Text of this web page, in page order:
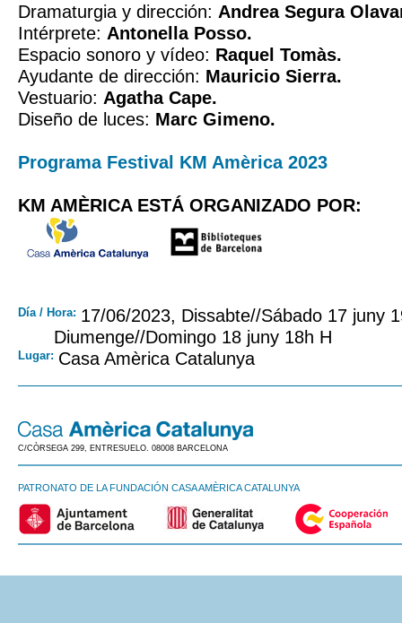
Dramaturgia y dirección: Andrea Segura
Intérprete: Antonella Posso.
Espacio sonoro y vídeo: Raquel Tomàs.
Ayudante de dirección: Mauricio Sierra.
Vestuario: Agatha Cape.
Diseño de luces: Marc Gimeno.
Programa Festival KM Amèrica 2023
KM AMÈRICA ESTÁ ORGANIZADO POR:
Día / Hora: 17/06/2023, Dissabte//Sábado 17 juny
Diumenge//Domingo 18 juny 18h H
Lugar: Casa Amèrica Catalunya
C/CÒRSEGA 299, ENTRESUELO. 08008 BARCELONA
PATRONATO DE LA FUNDACIÓN CASA AMÈRICA CATALUNYA